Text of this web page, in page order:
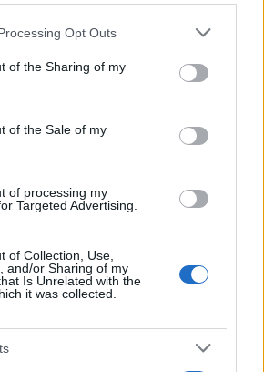
website/app uses one or more Google
or usage behaviour. You may click to
to Google and its third-party tags to
specified purposes in below Google
Opt Outs
of the Sharing of my
of the Sale of my
of processing my
Targeted Advertising.
of Collection, Use,
and/or Sharing of my
Is Unrelated with the
it was collected.
μπορούν να καταθέσουν το
από όπου κι αν
ΤΖΟΚΕΡ πραγματοποιούνται
ολοκληρώνεται στις 21:30.
ΜΑΣ ΣΤΟ GOOGLE
ΚΛΙΚ ΕΔΩ